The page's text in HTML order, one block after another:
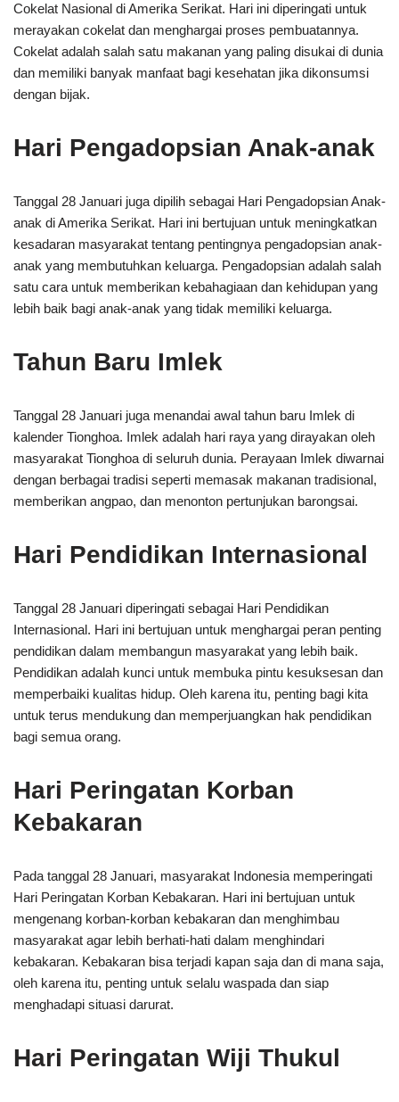
Cokelat Nasional di Amerika Serikat. Hari ini diperingati untuk
merayakan cokelat dan menghargai proses pembuatannya.
Cokelat adalah salah satu makanan yang paling disukai di dunia
dan memiliki banyak manfaat bagi kesehatan jika dikonsumsi
dengan bijak.
Hari Pengadopsian Anak-anak
Tanggal 28 Januari juga dipilih sebagai Hari Pengadopsian Anak-
anak di Amerika Serikat. Hari ini bertujuan untuk meningkatkan
kesadaran masyarakat tentang pentingnya pengadopsian anak-
anak yang membutuhkan keluarga. Pengadopsian adalah salah
satu cara untuk memberikan kebahagiaan dan kehidupan yang
lebih baik bagi anak-anak yang tidak memiliki keluarga.
Tahun Baru Imlek
Tanggal 28 Januari juga menandai awal tahun baru Imlek di
kalender Tionghoa. Imlek adalah hari raya yang dirayakan oleh
masyarakat Tionghoa di seluruh dunia. Perayaan Imlek diwarnai
dengan berbagai tradisi seperti memasak makanan tradisional,
memberikan angpao, dan menonton pertunjukan barongsai.
Hari Pendidikan Internasional
Tanggal 28 Januari diperingati sebagai Hari Pendidikan
Internasional. Hari ini bertujuan untuk menghargai peran penting
pendidikan dalam membangun masyarakat yang lebih baik.
Pendidikan adalah kunci untuk membuka pintu kesuksesan dan
memperbaiki kualitas hidup. Oleh karena itu, penting bagi kita
untuk terus mendukung dan memperjuangkan hak pendidikan
bagi semua orang.
Hari Peringatan Korban
Kebakaran
Pada tanggal 28 Januari, masyarakat Indonesia memperingati
Hari Peringatan Korban Kebakaran. Hari ini bertujuan untuk
mengenang korban-korban kebakaran dan menghimbau
masyarakat agar lebih berhati-hati dalam menghindari
kebakaran. Kebakaran bisa terjadi kapan saja dan di mana saja,
oleh karena itu, penting untuk selalu waspada dan siap
menghadapi situasi darurat.
Hari Peringatan Wiji Thukul